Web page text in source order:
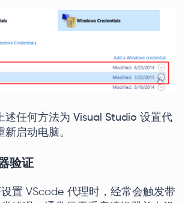
述任何方法为 Visual Studio 设置代
启动电脑。
验证
置 VScode 代理时，经常会触发带